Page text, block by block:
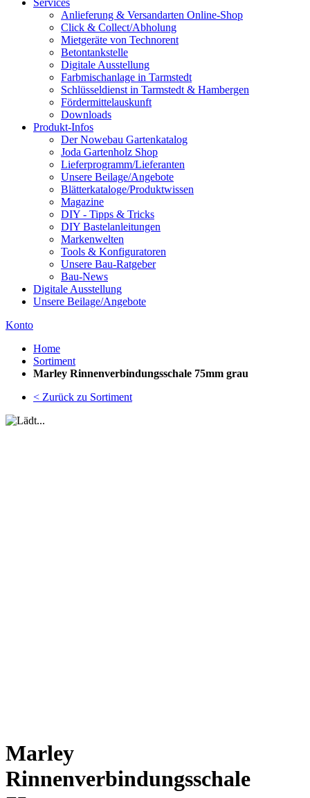
Services
Anlieferung & Versandarten Online-Shop
Click & Collect/Abholung
Mietgeräte von Technorent
Betontankstelle
Digitale Ausstellung
Farbmischanlage in Tarmstedt
Schlüsseldienst in Tarmstedt & Hambergen
Fördermittelauskunft
Downloads
Produkt-Infos
Der Nowebau Gartenkatalog
Joda Gartenholz Shop
Lieferprogramm/Lieferanten
Unsere Beilage/Angebote
Blätterkataloge/Produktwissen
Magazine
DIY - Tipps & Tricks
DIY Bastelanleitungen
Markenwelten
Tools & Konfiguratoren
Unsere Bau-Ratgeber
Bau-News
Digitale Ausstellung
Unsere Beilage/Angebote
Konto
Home
Sortiment
Marley Rinnenverbindungsschale 75mm grau
< Zurück zu Sortiment
Marley
Rinnenverbindungsschale